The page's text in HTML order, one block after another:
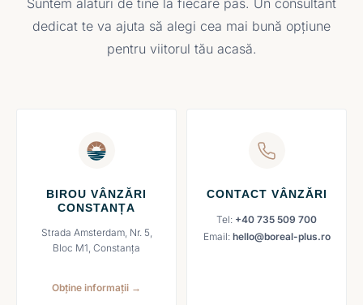
Suntem alături de tine la fiecare pas. Un consultant
dedicat te va ajuta să alegi cea mai bună opțiune
pentru viitorul tău acasă.
BIROU VÂNZĂRI
CONSTANȚA
Strada Amsterdam, Nr. 5,
Bloc M1, Constanța
Obține informații →
CONTACT VÂNZĂRI
Tel: +40 735 509 700
Email: hello@boreal-plus.ro